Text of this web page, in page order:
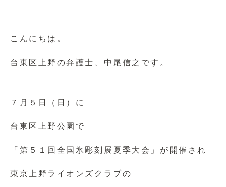
こんにちは。
台東区上野の弁護士、中尾信之です。
７月５日（日）に
台東区上野公園で
「第５１回全国氷彫刻展夏季大会」が開催され
東京上野ライオンズクラブの